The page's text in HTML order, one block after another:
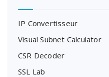
IP Convertisseur
Visual Subnet Calculator
CSR Decoder
SSL Lab